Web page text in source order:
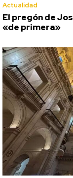
Actualidad
El pregón de
«de primera»